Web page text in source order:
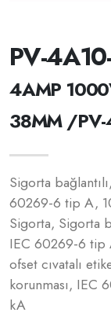
PV-
4AMP
38MM /PV-
Sigorta
60269-6 tip A,
Sigorta, Sigorta
IEC 60269-6 tip
ofset cıvatalı
korunması, IEC
kA